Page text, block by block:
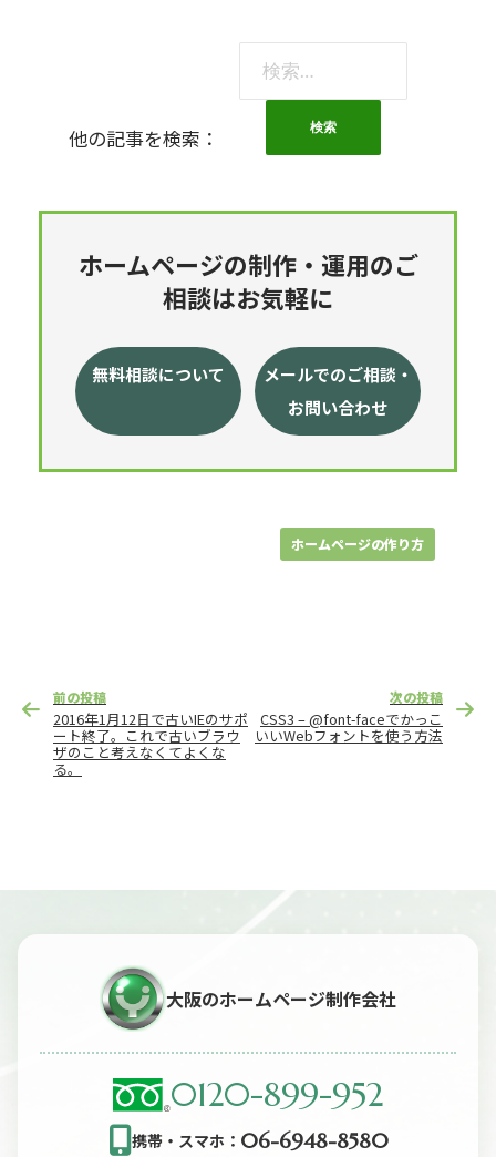
他の記事を検索：
ホームページの制作・運用のご
相談はお気軽に
無料相談について
メールでのご相談・
お問い合わせ
ホームページの作り方
稿
前の投稿
2016年1月12日で古いIEのサポ
ート終了。これで古いブラウ
ザのこと考えなくてよくな
る。
次の投稿
CSS3 – @font-faceでかっこ
いいWebフォントを使う方法
大阪のホームページ制作会社
0120-899-952
携帯・スマホ： 06-6948-8580